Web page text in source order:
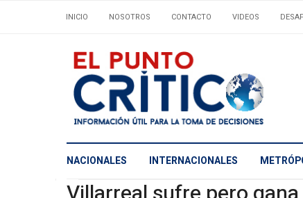
INICIO NOSOTROS CONTACTO VIDEOS
NACIONALES INTERNACIONALES